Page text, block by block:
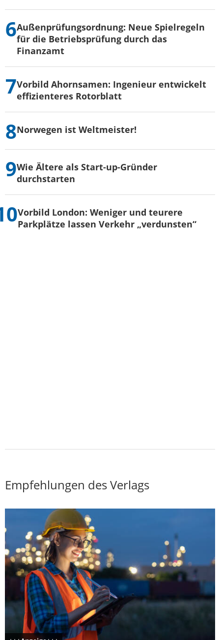
Außenprüfungsordnung: Neue Spielregeln
für die Betriebsprüfung durch das
Finanzamt
Vorbild Ahornsamen: Ingenieur entwickelt
effizienteres Rotorblatt
Norwegen ist Weltmeister!
Wie Ältere als Start-up-Gründer
durchstarten
Vorbild London: Weniger und teurere
Parkplätze lassen Verkehr „verdunsten“
Empfehlungen des Verlags